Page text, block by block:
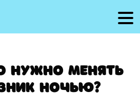
нужно менять
ночью?